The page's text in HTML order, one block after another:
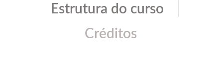
Estrutura do curso
Créditos